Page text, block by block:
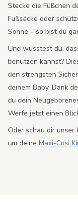
Stecke die Füßchen
Fußsäcke oder
Sonne – so bist du
Und wusstest du,
benutzen kannst?
den strengsten
deinem Baby. Dank
du dein
Werfe jetzt einen
Oder schau dir
um deine Maxi-Cosi